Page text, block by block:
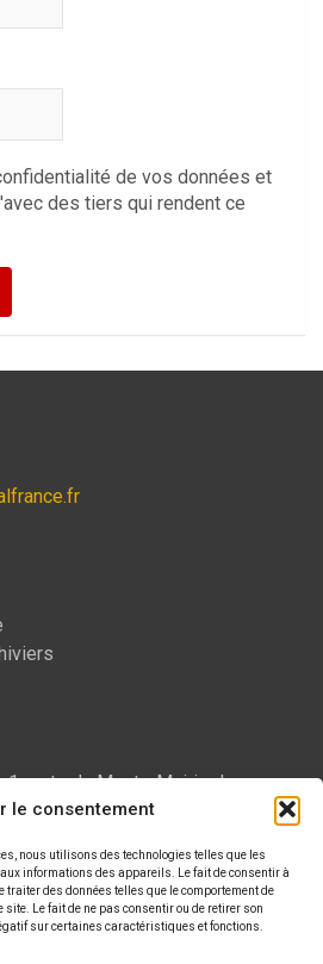
le consentement
nous utilisons des technologies telles que les
informations des appareils. Le fait de consentir à
traiter des données telles que le comportement de
Le fait de ne pas consentir ou de retirer son
sur certaines caractéristiques et fonctions.
de vos données et
des tiers qui rendent ce
1 route du Mont - Mairie de
63000 Clermont-Ferrand